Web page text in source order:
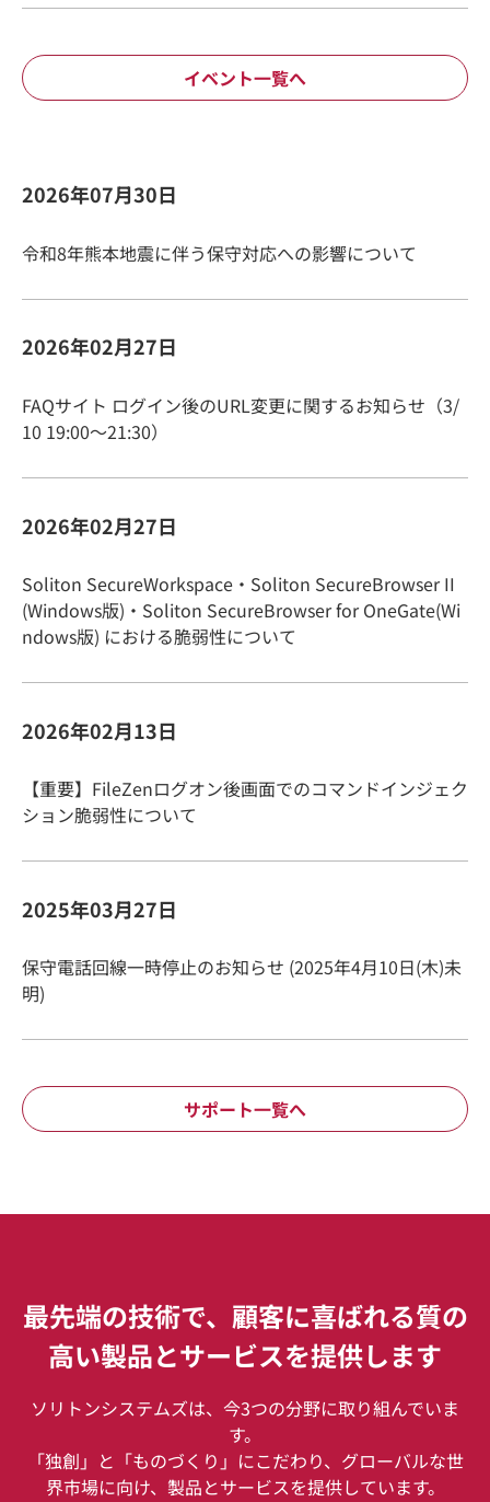
イベント一覧へ
2026年07月30日
令和8年熊本地震に伴う保守対応への影響について
2026年02月27日
FAQサイト ログイン後のURL変更に関するお知らせ（3/
10 19:00～21:30）
2026年02月27日
Soliton SecureWorkspace・Soliton SecureBrowser II
(Windows版)・Soliton SecureBrowser for OneGate(Wi
ndows版) における脆弱性について
2026年02月13日
【重要】FileZenログオン後画面でのコマンドインジェク
ション脆弱性について
2025年03月27日
保守電話回線一時停止のお知らせ (2025年4月10日(木)未
明)
サポート一覧へ
最先端の技術で、顧客に喜ばれる質の
高い製品とサービスを提供します
ソリトンシステムズは、今3つの分野に取り組んでいま
す。
「独創」と「ものづくり」にこだわり、グローバルな世
界市場に向け、製品とサービスを提供しています。